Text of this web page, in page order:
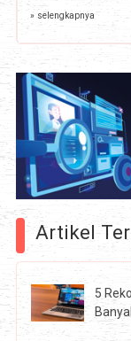
» selengkapnya
Artikel
5